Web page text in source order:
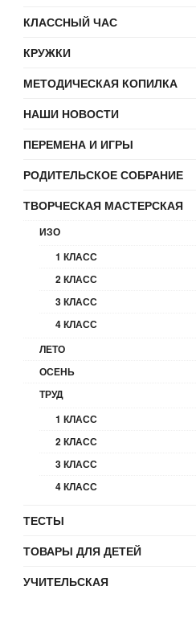
КЛАССНЫЙ ЧАС
КРУЖКИ
МЕТОДИЧЕСКАЯ КОПИЛКА
НАШИ НОВОСТИ
ПЕРЕМЕНА И ИГРЫ
РОДИТЕЛЬСКОЕ СОБРАНИЕ
ТВОРЧЕСКАЯ МАСТЕРСКАЯ
ИЗО
1 КЛАСС
2 КЛАСС
3 КЛАСС
4 КЛАСС
ЛЕТО
ОСЕНЬ
ТРУД
1 КЛАСС
2 КЛАСС
3 КЛАСС
4 КЛАСС
ТЕСТЫ
ТОВАРЫ ДЛЯ ДЕТЕЙ
УЧИТЕЛЬСКАЯ